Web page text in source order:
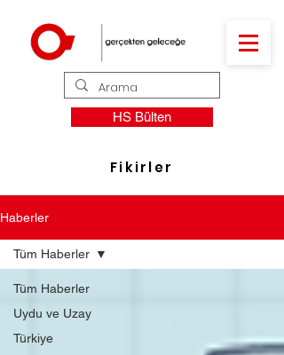
HS Bülten
Fikirler
Haberler
Tüm Haberler
Uydu ve Uzay
Türkiye
Tüm Haberler